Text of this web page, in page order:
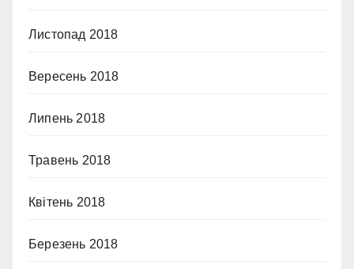
Листопад 2018
Вересень 2018
Липень 2018
Травень 2018
Квітень 2018
Березень 2018